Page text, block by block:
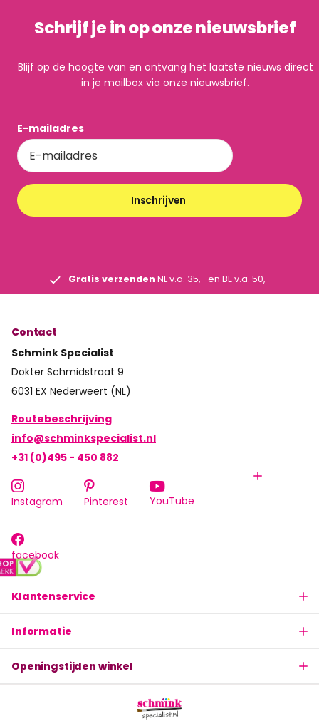
Schrijf je in op onze nieuwsbrief
Blijf op de hoogte van en ontvang het laatste nieuws direct
in je mailbox via onze nieuwsbrief.
E-mailadres
Inschrijven
Gratis verzenden NL v.a. 35,- en BE v.a. 50,-
Klantenservice
Informatie
Openingstijden winkel
Contact
Schmink Specialist
Dokter Schmidstraat 9
6031 EX Nederweert (NL)
Routebeschrijving
info@schminkspecialist.nl
+31 (0)495 - 450 882
Instagram Pinterest YouTube
facebook